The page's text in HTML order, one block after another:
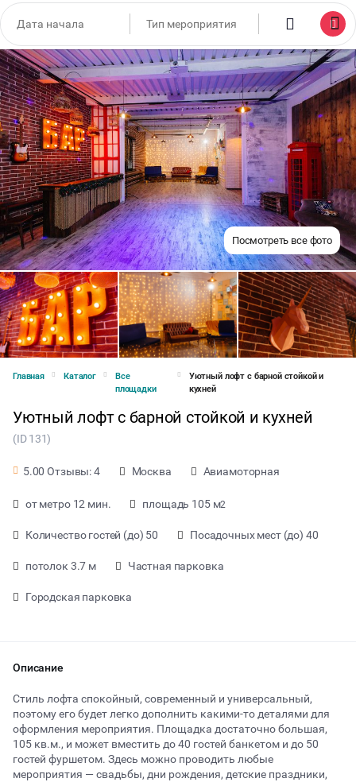
Посмотреть все фото
Главная Каталог
Все
площадки
Уютный лофт с барной стойкой и
кухней
Уютный лофт с барной стойкой и кухней
(ID 131)
5.00 Отзывы: 4 Москва Авиамоторная
от метро 12 мин. площадь 105 м2
Количество гостей (до) 50 Посадочных мест (до) 40
потолок 3.7 м Частная парковка
Городская парковка
Описание
Стиль лофта спокойный, современный и универсальный,
поэтому его будет легко дополнить какими-то деталями для
оформления мероприятия. Площадка достаточно большая,
105 кв.м., и может вместить до 40 гостей банкетом и до 50
гостей фуршетом. Здесь можно проводить любые
мероприятия — свадьбы, дни рождения, детские праздники,
от 2500 ₽ за час
Тип мероприятия
ВЕЧЕРИНКИ
Начало Окончание